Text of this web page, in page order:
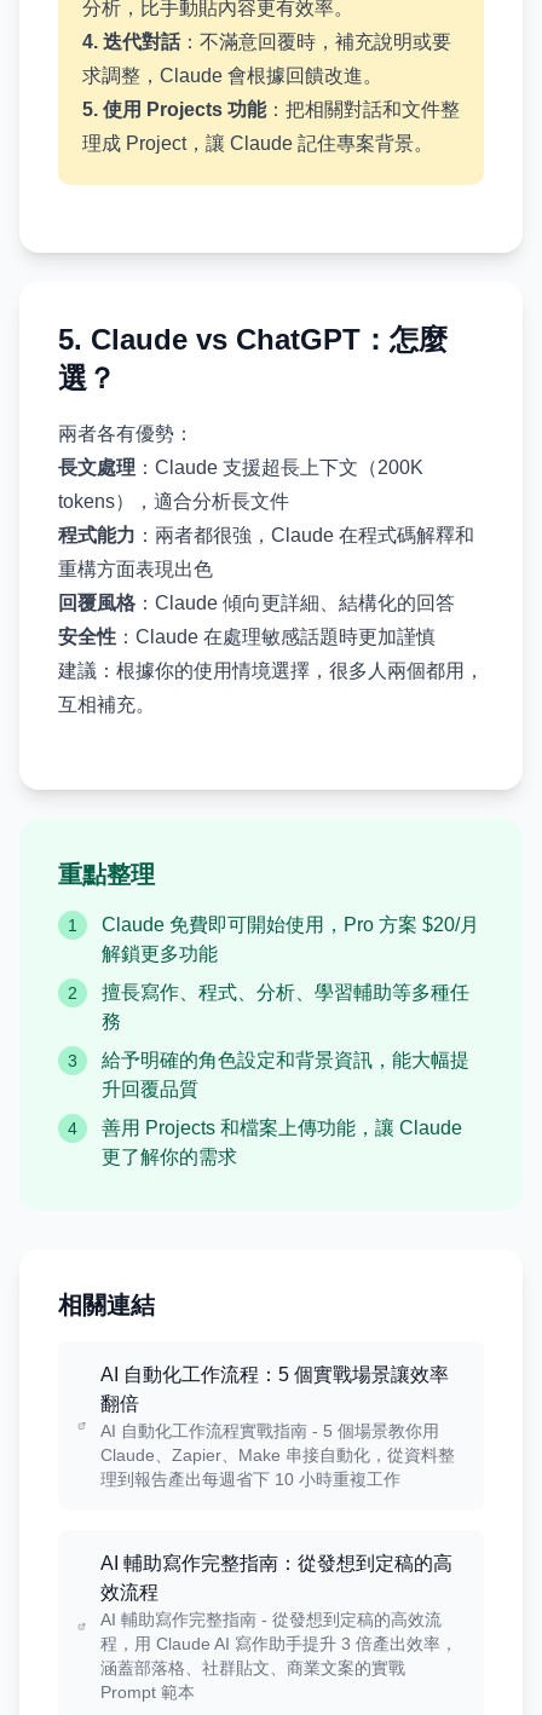
分析，比手動貼內容更有效率。
4. 迭代對話：不滿意回覆時，補充說明或要
求調整，Claude 會根據回饋改進。
5. 使用 Projects 功能：把相關對話和文件整
理成 Project，讓 Claude 記住專案背景。
5. Claude vs ChatGPT：怎麼
選？
兩者各有優勢：
長文處理 ：Claude 支援超長上下文（200K
tokens），適合分析長文件
程式能力 ：兩者都很強，Claude 在程式碼解釋和
重構方面表現出色
回覆風格 ：Claude 傾向更詳細、結構化的回答
安全性 ：Claude 在處理敏感話題時更加謹慎
建議：根據你的使用情境選擇，很多人兩個都用，
互相補充。
重點整理
1
Claude 免費即可開始使用，Pro 方案 $20/月
解鎖更多功能
2
擅長寫作、程式、分析、學習輔助等多種任
務
3
給予明確的角色設定和背景資訊，能大幅提
升回覆品質
4
善用 Projects 和檔案上傳功能，讓 Claude
更了解你的需求
相關連結
AI 自動化工作流程：5 個實戰場景讓效率
翻倍
AI 自動化工作流程實戰指南 - 5 個場景教你用
Claude、Zapier、Make 串接自動化，從資料整
理到報告產出每週省下 10 小時重複工作
AI 輔助寫作完整指南：從發想到定稿的高
效流程
AI 輔助寫作完整指南 - 從發想到定稿的高效流
程，用 Claude AI 寫作助手提升 3 倍產出效率，
涵蓋部落格、社群貼文、商業文案的實戰
Prompt 範本